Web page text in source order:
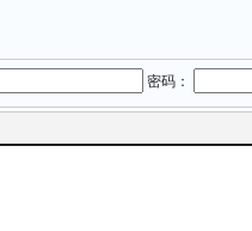
密码：